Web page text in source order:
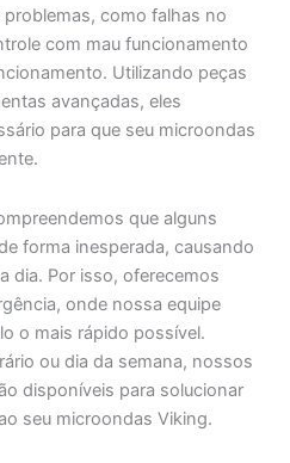
como falhas no
com mau funcionamento
Utilizando peças
avançadas, eles
para que seu microondas
que alguns
forma inesperada, causando
dia. Por isso, oferecemos
onde nossa equipe
o mais rápido possível.
ou dia da semana, nossos
disponíveis para solucionar
seu microondas Viking.